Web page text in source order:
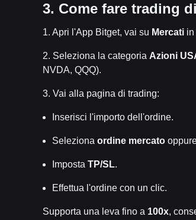
3. Come fare trading
1. Apri l'App Bitget, vai su Mercati
2. Seleziona la categoria Azioni
NVDA, QQQ).
3. Vai alla pagina di trading:
Inserisci l'importo dell'ordine.
Seleziona ordine mercato
Imposta TP/SL.
Effettua l'ordine con un clic.
Supporta una leva fino a 100x,